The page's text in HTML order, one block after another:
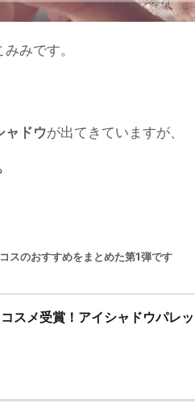
みです。
ャドウが出てきていますが、
スのおすすめをまとめた第1弾です
スメ受賞！アイシャドウパレ